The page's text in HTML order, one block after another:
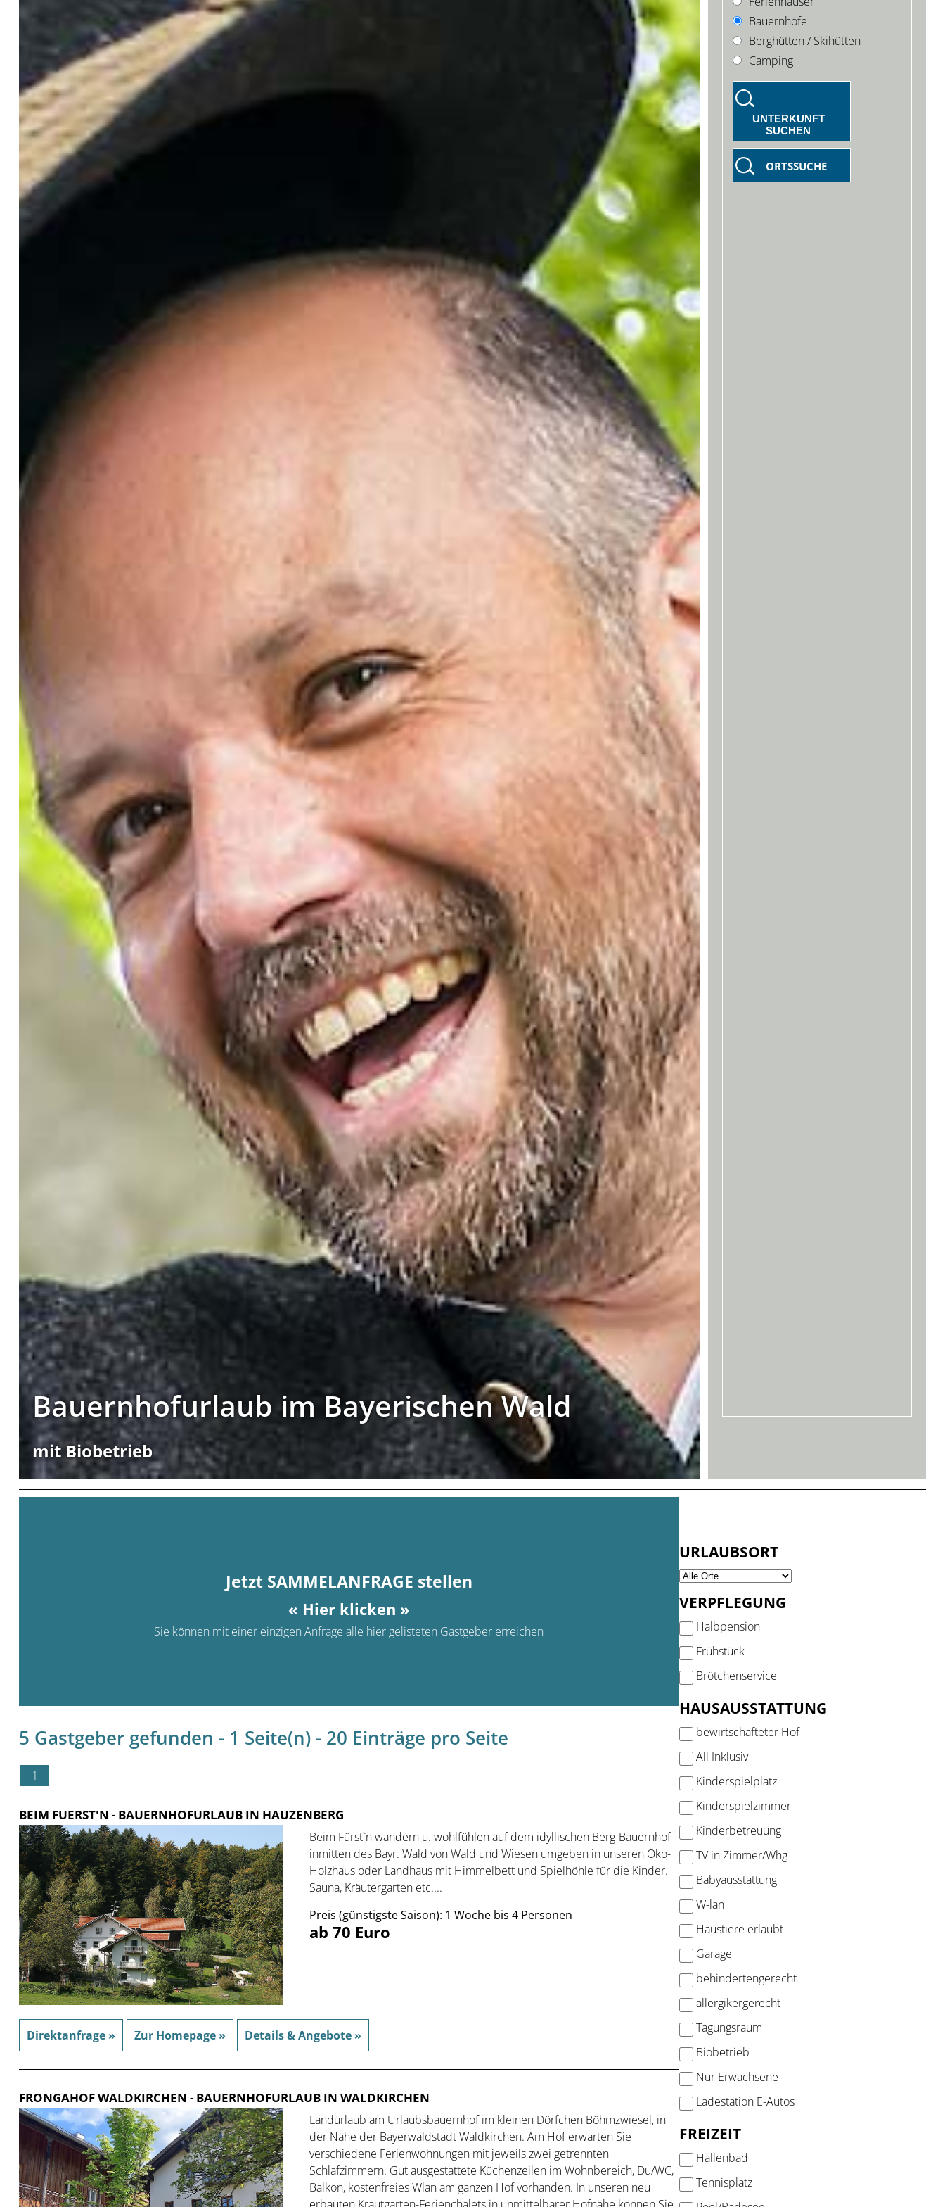
Bauernhofurlaub im Bayerischen Wald
mit Biobetrieb
Bauernhöfe
Berghütten / Skihütten
Camping
UNTERKUNFT
SUCHEN
ORTSSUCHE
Jetzt SAMMELANFRAGE stellen
« Hier klicken »
Sie können mit einer einzigen Anfrage alle hier gelisteten Gastgeber erreichen
5 Gastgeber gefunden - 1 Seite(n) - 20 Einträge pro Seite
1
BEIM FUERST'N - BAUERNHOFURLAUB IN HAUZENBERG
Beim Fürst`n wandern u. wohlfühlen auf dem idyllischen Berg-Bauernhof
inmitten des Bayr. Wald von Wald und Wiesen umgeben in unseren Öko-
Holzhaus oder Landhaus mit Himmelbett und Spielhöhle für die Kinder.
Sauna, Kräutergarten etc....
Preis (günstigste Saison): 1 Woche bis 4 Personen
ab 70 Euro
Direktanfrage » Zur Homepage » Details & Angebote »
FRONGAHOF WALDKIRCHEN - BAUERNHOFURLAUB IN WALDKIRCHEN
Landurlaub am Urlaubsbauernhof im kleinen Dörfchen Böhmzwiesel, in
der Nähe der Bayerwaldstadt Waldkirchen. Am Hof erwarten Sie
verschiedene Ferienwohnungen mit jeweils zwei getrennten
Schlafzimmern. Gut ausgestattete Küchenzeilen im Wohnbereich, Du/WC,
Balkon, kostenfreies Wlan am ganzen Hof vorhanden. In unseren neu
URLAUBSORT
VERPFLEGUNG
Halbpension
Frühstück
Brötchenservice
HAUSAUSSTATTUNG
bewirtschafteter Hof
All Inklusiv
Kinderspielplatz
Kinderspielzimmer
Kinderbetreuung
TV in Zimmer/Whg
Babyausstattung
W-lan
Haustiere erlaubt
Garage
behindertengerecht
allergikergerecht
Tagungsraum
Biobetrieb
Nur Erwachsene
Ladestation E-Autos
FREIZEIT
Hallenbad
Tennisplatz